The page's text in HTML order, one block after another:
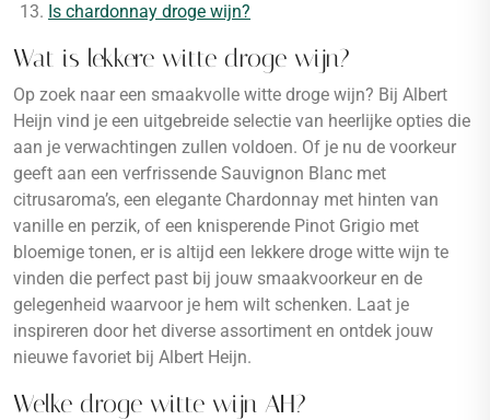
Is chardonnay droge wijn?
Wat is lekkere witte droge wijn?
Op zoek naar een smaakvolle witte droge wijn? Bij Albert
Heijn vind je een uitgebreide selectie van heerlijke opties die
aan je verwachtingen zullen voldoen. Of je nu de voorkeur
geeft aan een verfrissende Sauvignon Blanc met
citrusaroma’s, een elegante Chardonnay met hinten van
vanille en perzik, of een knisperende Pinot Grigio met
bloemige tonen, er is altijd een lekkere droge witte wijn te
vinden die perfect past bij jouw smaakvoorkeur en de
gelegenheid waarvoor je hem wilt schenken. Laat je
inspireren door het diverse assortiment en ontdek jouw
nieuwe favoriet bij Albert Heijn.
Welke droge witte wijn AH?